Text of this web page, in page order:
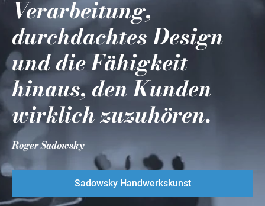
Verarbeitung,
durchdachtes Design
und die Fähigkeit
hinaus, den Kunden
wirklich zuzuhören.
Roger Sadowsky
Sadowsky Handwerkskunst